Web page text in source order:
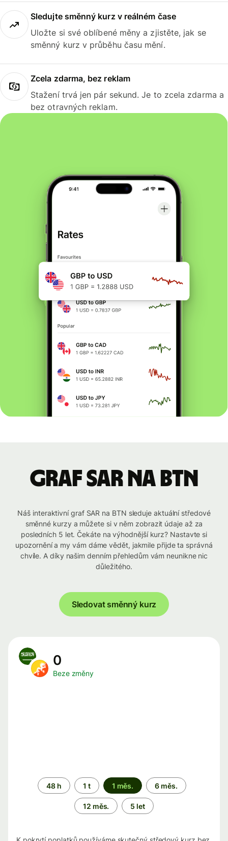
Sledujte směnný kurz v reálném čase
Uložte si své oblíbené měny a zjistěte, jak se
směnný kurz v průběhu času mění.
Zcela zdarma, bez reklam
Stažení trvá jen pár sekund. Je to zcela zdarma a
bez otravných reklam.
graf SAR na BTN
Náš interaktivní graf SAR na BTN sleduje aktuální středové
směnné kurzy a můžete si v něm zobrazit údaje až za
posledních 5 let. Čekáte na výhodnější kurz? Nastavte si
upozornění a my vám dáme vědět, jakmile přijde ta správná
chvíle. A díky našim denním přehledům vám neunikne nic
důležitého.
Sledovat směnný kurz
0
Beze změny
Časové
období
48 h 1 t 1 měs. 6 měs.
12 měs. 5 let